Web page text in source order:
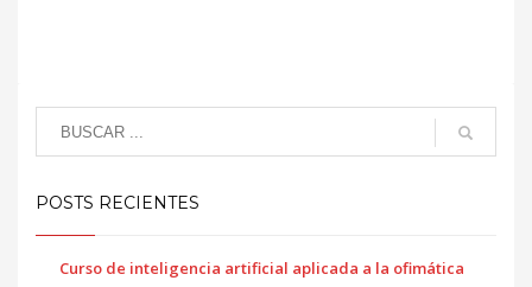
POSTS RECIENTES
Curso de inteligencia artificial aplicada a la ofimática